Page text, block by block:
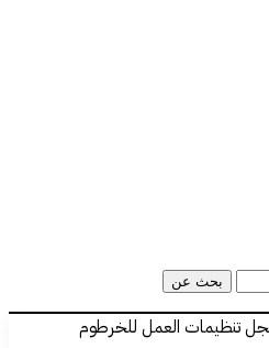
بحث عن
تنظيمات العمل للخرطوم